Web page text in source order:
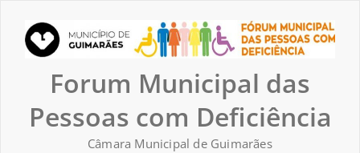
content
Forum Municipal das
Pessoas com Deficiência
Câmara Municipal de Guimarães